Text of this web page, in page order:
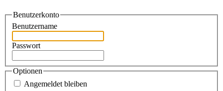
Benutzerkonto
Benutzername
Passwort
Optionen
Angemeldet bleiben